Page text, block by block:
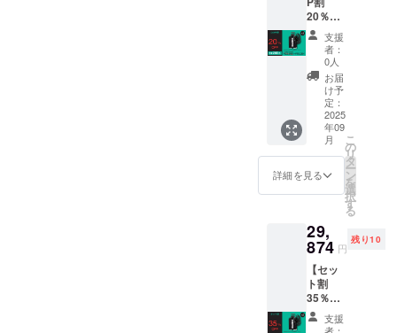
の記載
のある
インボ
イスが
必要な
場合
は、
メッ
セージ
にて実
行者に
直接お
問い合
デザイ
ン・仕
様は変
更にな
る可能
性もご
ざいま
235】
(税込) --
-----------
-----------
各カ
ラーを
お選び
下さい
適格請
求書発
行事業
者登録
番号：
発行事
業者登
録番号
の記載
のある
インボ
イスが
必要な
20％OF
F！限定
200個】
Shower
Tank×
１ -------
-----------
------ 一
般販売
価格
【￥22,
980】
(税込)
↓↓↓
96
OFF!!!
】 ↓↓↓
CAMP
割
【￥18,
384】
(税込) --
支援
者：
0人
お届
け予
定：
2025
年09
月
詳細を見る
こ
の
リ
タ
ー
ン
を
選
択
す
る
29,
874 円
残り10
【セッ
ト割
35％OF
F！限定
10個】
支援
者：